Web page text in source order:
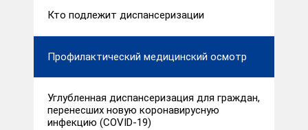
Кто подлежит диспансеризации
Профилактический медицинский осмотр
Углубленная диспансеризация для граждан,
перенесших новую коронавирусную
инфекцию (COVID-19)